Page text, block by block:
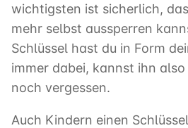
wichtigsten ist sicherlich,
mehr selbst aussperren
Schlüssel hast du in Form
immer dabei, kannst ihn
noch vergessen.
Auch Kindern einen